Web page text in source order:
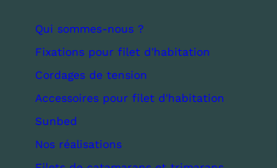
Qui sommes-nous ?
Fixations pour filet d'habitation
Cordages de tension
Accessoires pour filet d'habitation
Sunbed
Nos réalisations